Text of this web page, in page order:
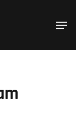
Close
Menu